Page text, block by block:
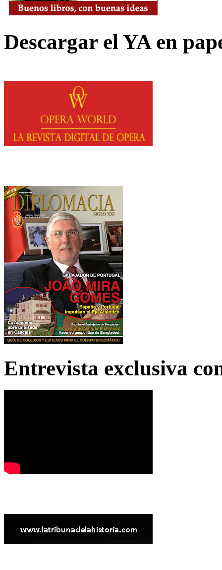
Descargar el YA en
Entrevista exclusiva